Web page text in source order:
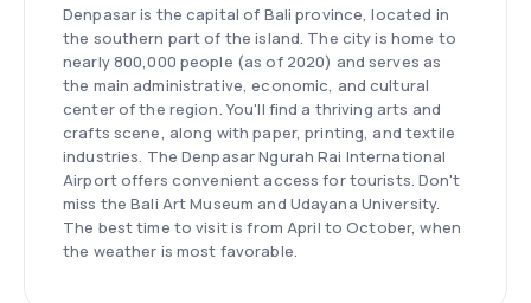
Denpasar is the capital of Bali province, located in
the southern part of the island. The city is home to
nearly 800,000 people (as of 2020) and serves as
the main administrative, economic, and cultural
center of the region. You'll find a thriving arts and
crafts scene, along with paper, printing, and textile
industries. The Denpasar Ngurah Rai International
Airport offers convenient access for tourists. Don't
miss the Bali Art Museum and Udayana University.
The best time to visit is from April to October, when
the weather is most favorable.